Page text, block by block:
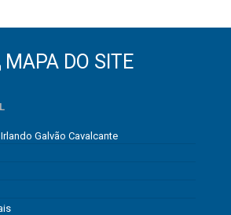
MAPA DO SITE
Galvão Cavalcante